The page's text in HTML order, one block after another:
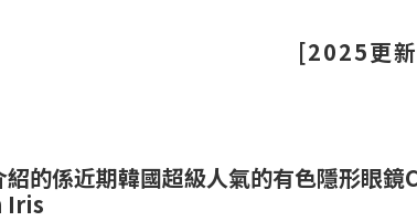
[2025更
紹的係近期韓國超級人氣的有色隱形眼
Iris